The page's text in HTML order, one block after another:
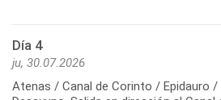
Día 4
ju, 30.07.2026
Atenas / Canal de Corinto / Epidauro /